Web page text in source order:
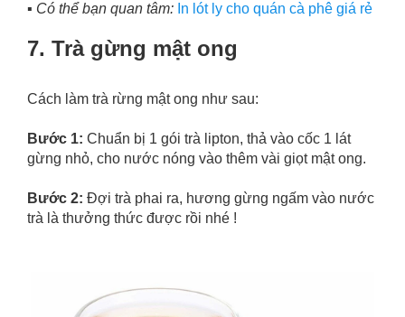
▪️ Có thể bạn quan tâm: In lót ly cho quán cà phê giá rẻ
7. Trà gừng mật ong
Cách làm trà rừng mật ong như sau:
Bước 1: Chuẩn bị 1 gói trà lipton, thả vào cốc 1 lát
gừng nhỏ, cho nước nóng vào thêm vài giọt mật ong.
Bước 2: Đợi trà phai ra, hương gừng ngấm vào nước
trà là thưởng thức được rồi nhé !